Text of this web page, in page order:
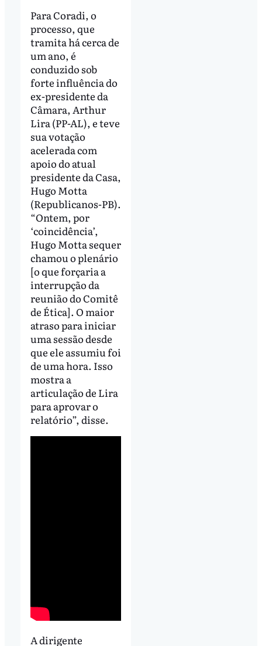
Para Coradi, o
processo, que
tramita há cerca de
um ano, é
conduzido sob
forte influência do
ex-presidente da
Câmara, Arthur
Lira (PP-AL), e teve
sua votação
acelerada com
apoio do atual
presidente da Casa,
Hugo Motta
(Republicanos-PB).
“Ontem, por
‘coincidência’,
Hugo Motta sequer
chamou o plenário
[o que forçaria a
interrupção da
reunião do Comitê
de Ética]. O maior
atraso para iniciar
uma sessão desde
que ele assumiu foi
de uma hora. Isso
mostra a
articulação de Lira
para aprovar o
relatório”, disse.
A dirigente